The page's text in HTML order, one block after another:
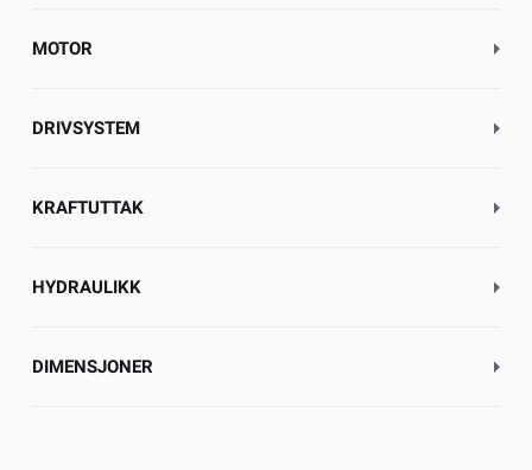
MOTOR
DRIVSYSTEM
KRAFTUTTAK
HYDRAULIKK
DIMENSJONER